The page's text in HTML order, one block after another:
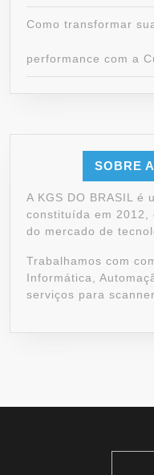
Como transformar
performance com a
SOBRE
A KGS DO BRASIL é
constituída em 2012,
do mercado de
Trabalhamos com
Informática,
serviços para